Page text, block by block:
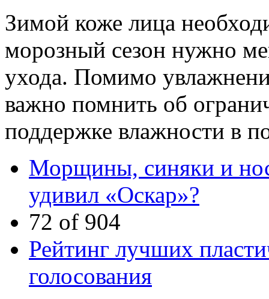
Зимой коже лица
морозный сезон нужно
ухода. Помимо
важно помнить об
поддержке влажности в
Морщины, синяки и
удивил «Оскар»?
72 of 904
Рейтинг лучших
голосования